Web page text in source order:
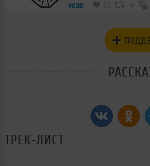
31
ТРЕК-ЛИСТ